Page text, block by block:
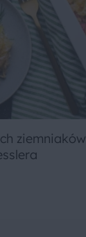
ziemniaków